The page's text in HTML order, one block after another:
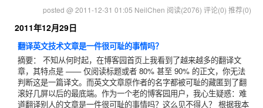
posted @ 2011-12-31 01:05 NeilChen 阅读(2076) 评论(0) 推荐(0)
2011年12月29日
翻译英文技术文章是一件很可耻的事情吗？
摘要： 不知从何时起，在博客园首页上我看到了越来越多的翻译文
章，其特点是 —— 仅阅读标题或者 80% 甚至 90% 的正文，你无法
判断这是一篇译文。而英文文章原作者的名字都被可耻的藏匿到了翻
滚好几屏以后的最底端。作为一个老的博客园用户，我心生疑惑：难
道翻译别人的文章是一件很可耻的事情吗？这么见不得人？ 根据我本